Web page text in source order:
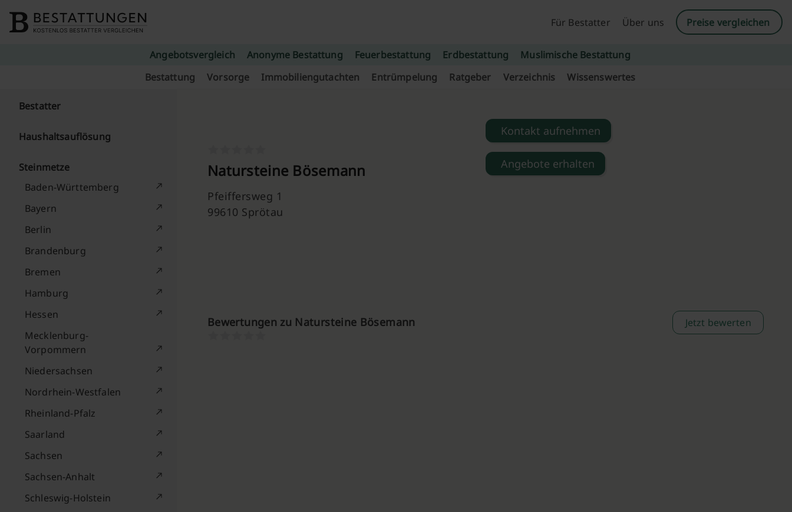
Für Bestatter
Über uns Preise vergleichen
Angebotsvergleich Anonyme Bestattung Feuerbestattung Erdbestattung
Muslimische Bestattung
Bestattung
Vorsorge Immobiliengutachten Entrümpelung Ratgeber Verzeichnis Wissenswertes
Bestatter
Haushaltsauflösung
Steinmetze
Baden-Württemberg
Bayern
Berlin
Brandenburg
Bremen
Hamburg
Hessen
Mecklenburg-
Vorpommern
Niedersachsen
Nordrhein-Westfalen
Rheinland-Pfalz
Saarland
Sachsen
Sachsen-Anhalt
Schleswig-Holstein
Natursteine Bösemann
Pfeiffersweg 1
99610 Sprötau
Kontakt aufnehmen
Angebote erhalten
Bewertungen zu Natursteine Bösemann Jetzt bewerten